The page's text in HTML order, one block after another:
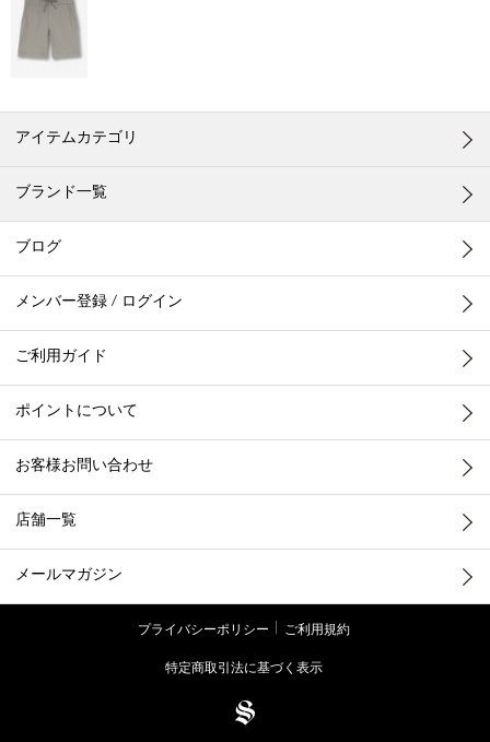
アイテムカテゴリ
ブランド一覧
ブログ
メンバー登録 / ログイン
ご利用ガイド
ポイントについて
お客様お問い合わせ
店舗一覧
メールマガジン
プライバシーポリシー
ご利用規約
特定商取引法に基づく表示